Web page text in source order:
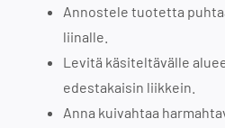
Annostele tuotetta
liinalle.
Levitä käsiteltävälle
edestakaisin liikkein.
Anna kuivahtaa